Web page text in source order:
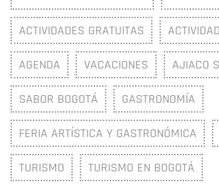
ACTIVIDADES GRATUITAS
AGENDA VACACIONES AJIACO
SABOR BOGOTÁ GASTRONOMÍA
FERIA ARTÍSTICA Y GASTRONÓMICA
TURISMO TURISMO EN BOGOTÁ